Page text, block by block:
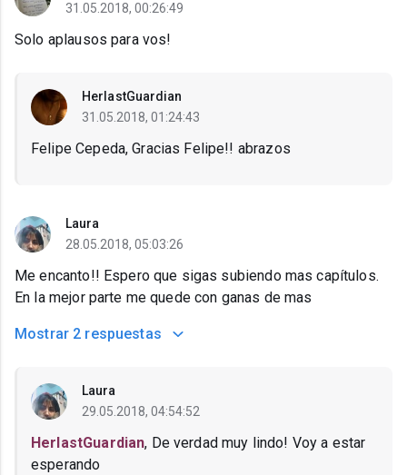
31.05.2018, 00:26:49
Solo aplausos para vos!
HerlastGuardian
31.05.2018, 01:24:43
Felipe Cepeda, Gracias Felipe!! abrazos
Laura
28.05.2018, 05:03:26
Me encanto!! Espero que sigas subiendo mas capítulos.
En la mejor parte me quede con ganas de mas
Mostrar 2 respuestas
Laura
29.05.2018, 04:54:52
HerlastGuardian, De verdad muy lindo! Voy a estar
esperando